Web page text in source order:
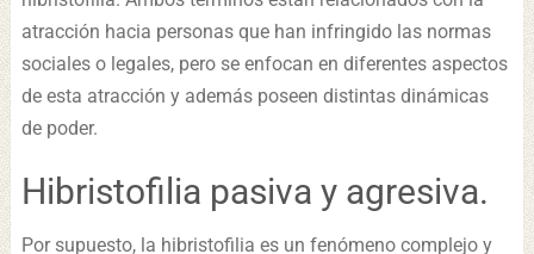
atracción hacia personas que han infringido las normas
sociales o legales, pero se enfocan en diferentes aspectos
de esta atracción y además poseen distintas dinámicas
de poder.
Hibristofilia pasiva y agresiva.
Por supuesto, la hibristofilia es un fenómeno complejo y